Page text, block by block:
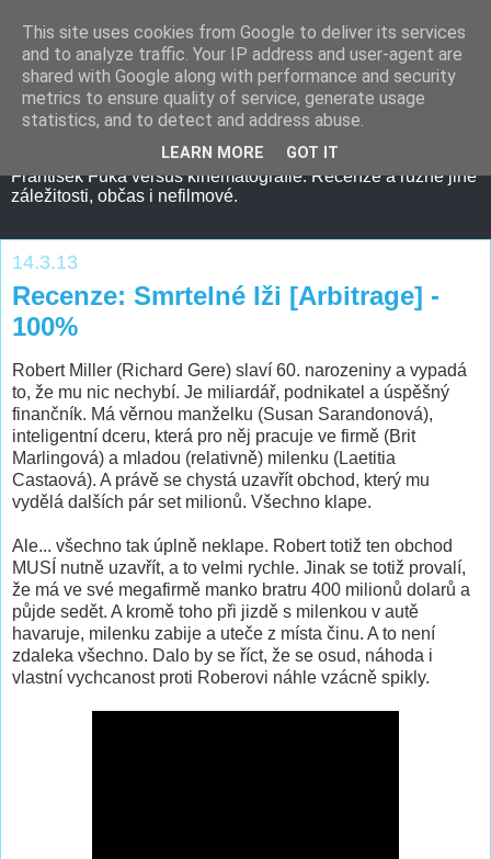
František Fuka versus kinematografie. Recenze a různé jiné
záležitosti, občas i nefilmové.
14.3.13
Recenze: Smrtelné lži [Arbitrage] -
100%
Robert Miller (Richard Gere) slaví 60. narozeniny a vypadá
to, že mu nic nechybí. Je miliardář, podnikatel a úspěšný
finančník. Má věrnou manželku (Susan Sarandonová),
inteligentní dceru, která pro něj pracuje ve firmě (Brit
Marlingová) a mladou (relativně) milenku (Laetitia
Castaová). A právě se chystá uzavřít obchod, který mu
vydělá dalších pár set milionů. Všechno klape.
Ale... všechno tak úplně neklape. Robert totiž ten obchod
MUSÍ nutně uzavřít, a to velmi rychle. Jinak se totiž provalí,
že má ve své megafirmě manko bratru 400 milionů dolarů a
půjde sedět. A kromě toho při jizdě s milenkou v autě
havaruje, milenku zabije a uteče z místa činu. A to není
zdaleka všechno. Dalo by se říct, že se osud, náhoda i
vlastní vychcanost proti Roberovi náhle vzácně spikly.
This site uses cookies from Google to deliver its services
and to analyze traffic. Your IP address and user-agent are
shared with Google along with performance and security
metrics to ensure quality of service, generate usage
statistics, and to detect and address abuse.
LEARN MORE GOT IT